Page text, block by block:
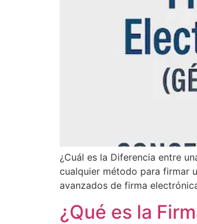
¿Cuál es la Diferencia entre
cualquier método para firmar
avanzados de firma
¿Qué es la